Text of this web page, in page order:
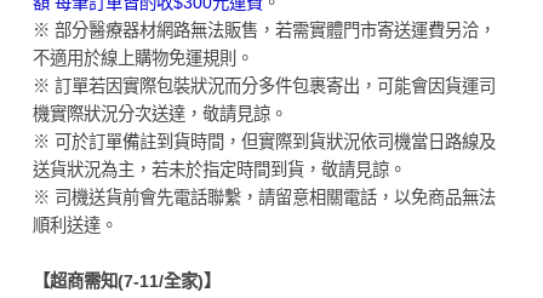
※ 部分醫療器材網路無法販售，若需實體門市寄送運費另洽，
不適用於線上購物免運規則。
※ 訂單若因實際包裝狀況而分多件包裹寄出，可能會因貨運司
機實際狀況分次送達，敬請見諒。
※ 可於訂單備註到貨時間，但實際到貨狀況依司機當日路線及
送貨狀況為主，若未於指定時間到貨，敬請見諒。
※ 司機送貨前會先電話聯繫，請留意相關電話，以免商品無法
順利送達。
【超商需知(7-11/全家)】